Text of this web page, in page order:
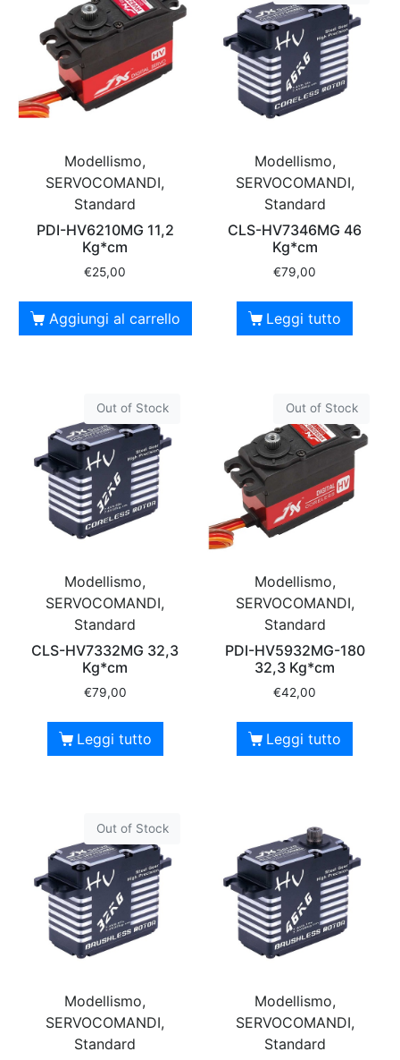
Modellismo,
SERVOCOMANDI,
Standard
PDI-HV6210MG 11,2
Kg*cm
€25,00
Aggiungi al carrello
Modellismo,
SERVOCOMANDI,
Standard
CLS-HV7346MG 46
Kg*cm
€79,00
Leggi tutto
Out of Stock
Modellismo,
SERVOCOMANDI,
Standard
CLS-HV7332MG 32,3
Kg*cm
€79,00
Leggi tutto
Out of Stock
Modellismo,
SERVOCOMANDI,
Standard
PDI-HV5932MG-180
32,3 Kg*cm
€42,00
Leggi tutto
Out of Stock
Modellismo,
SERVOCOMANDI,
Standard
Modellismo,
SERVOCOMANDI,
Standard